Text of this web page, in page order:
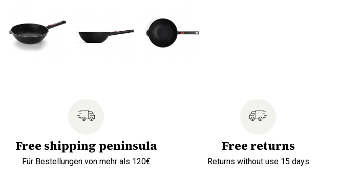
Free shipping peninsula
Für Bestellungen von mehr als 120€
Free returns
Returns without use 15 days